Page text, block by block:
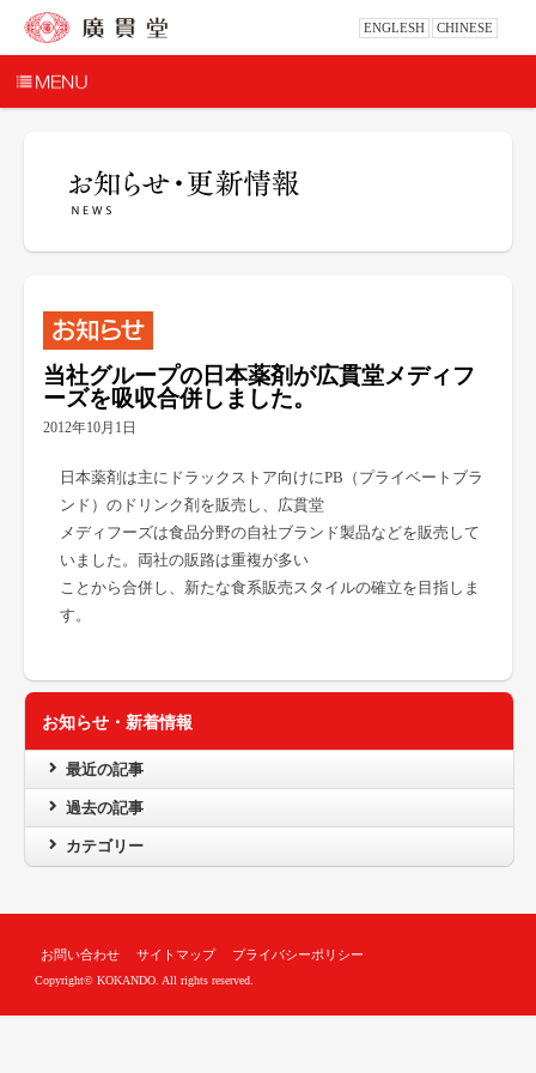
ENGLESH CHINESE
当社グループの日本薬剤が広貫堂メディフ
ーズを吸収合併しました。
2012年10月1日
日本薬剤は主にドラックストア向けにPB（プライベートブラ
ンド）のドリンク剤を販売し、広貫堂
メディフーズは食品分野の自社ブランド製品などを販売して
いました。両社の販路は重複が多い
ことから合併し、新たな食系販売スタイルの確立を目指しま
す。
お知らせ・新着情報
最近の記事
過去の記事
カテゴリー
お問い合わせ サイトマップ プライバシーポリシー
Copyright© KOKANDO. All rights reserved.